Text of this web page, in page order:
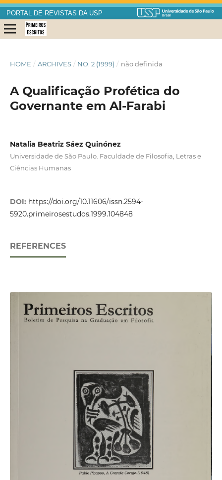
PORTAL DE REVISTAS DA USP
HOME / ARCHIVES / NO. 2 (1999) / não definida
A Qualificação Profética do
Governante em Al-Farabi
Natalia Beatriz Sáez Quinónez
Universidade de São Paulo. Faculdade de Filosofia, Letras e
Ciências Humanas
DOI: https://doi.org/10.11606/issn.2594-
5920.primeirosestudos.1999.104848
REFERENCES